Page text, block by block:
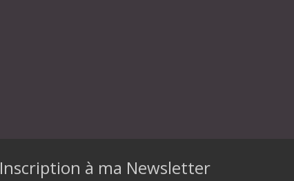
Inscription à ma Newsletter